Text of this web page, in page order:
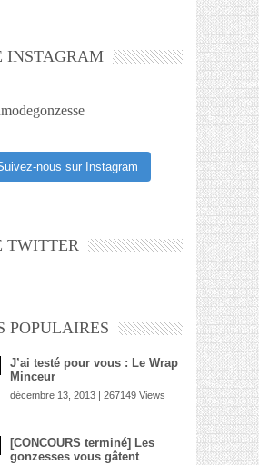
INSTAGRAM
nous sur Instagram
TWITTER
POPULAIRES
J’ai testé pour vous : Le Wrap
Minceur
décembre 13, 2013 | 267149 Views
[CONCOURS terminé] Les
gonzesses vous gâtent